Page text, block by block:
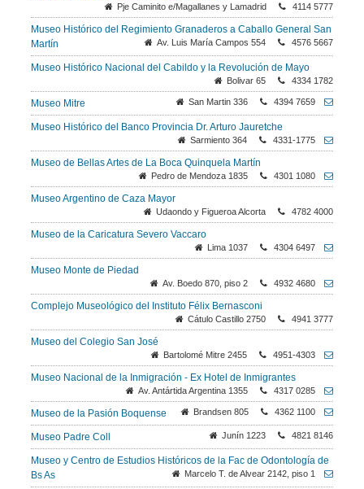
Pje Caminito e/Magallanes y Lamadrid 4114 5777
Museo Histórico del Regimiento Granaderos a Caballo General San
Martín
Av. Luis María Campos 554 4576 5667
Museo Histórico Nacional del Cabildo y la Revolución de Mayo
Bolivar 65 4334 1782
Museo Mitre San Martin 336 4394 7659
Museo Histórico del Banco Provincia Dr. Arturo Jauretche
Sarmiento 364 4331-1775
Museo de Bellas Artes de La Boca Quinquela Martín
Pedro de Mendoza 1835 4301 1080
Museo Argentino de Caza Mayor
Udaondo y Figueroa Alcorta 4782 4000
Museo de la Caricatura Severo Vaccaro
Lima 1037 4304 6497
Museo Monte de Piedad
Av. Boedo 870, piso 2 4932 4680
Complejo Museológico del Instituto Félix Bernasconi
Cátulo Castillo 2750 4941 3777
Museo del Colegio San José
Bartolomé Mitre 2455 4951-4303
Museo Nacional de la Inmigración - Ex Hotel de Inmigrantes
Av. Antártida Argentina 1355 4317 0285
Museo de la Pasión Boquense Brandsen 805 4362 1100
Museo Padre Coll Junín 1223 4821 8146
Museo y Centro de Estudios Históricos de la Fac de Odontología de
Bs As
Marcelo T. de Alvear 2142, piso 1